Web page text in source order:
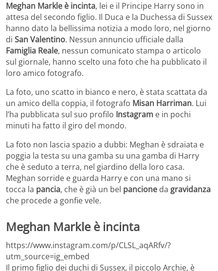
Meghan Markle è incinta, lei e il Principe Harry sono in
attesa del secondo figlio. Il Duca e la Duchessa di Sussex
hanno dato la bellissima notizia a modo loro, nel giorno
di San Valentino. Nessun annuncio ufficiale dalla
Famiglia Reale, nessun comunicato stampa o articolo
sul giornale, hanno scelto una foto che ha pubblicato il
loro amico fotografo.
La foto, uno scatto in bianco e nero, è stata scattata da
un amico della coppia, il fotografo Misan Harriman. Lui
l’ha pubblicata sul suo profilo Instagram e in pochi
minuti ha fatto il giro del mondo.
La foto non lascia spazio a dubbi: Meghan è sdraiata e
poggia la testa su una gamba su una gamba di Harry
che è seduto a terra, nel giardino della loro casa.
Meghan sorride e guarda Harry e con una mano si
tocca la pancia, che è già un bel pancione da gravidanza
che procede a gonfie vele.
Meghan Markle è incinta
https://www.instagram.com/p/CLSL_aqARfv/?
utm_source=ig_embed
Il primo figlio dei duchi di Sussex, il piccolo Archie, è